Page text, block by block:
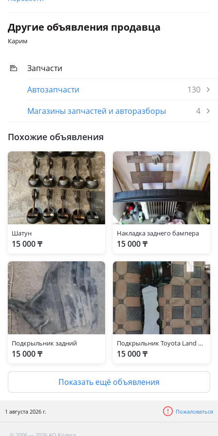
Другие объявления продавца
Карим
Запчасти
Автозапчасти
130
Магазины запчастей и авторазборы
4
Похожие объявления
Шатун
15 000 ₸
Накладка заднего бампера
15 000 ₸
Подкрыльник задний
15 000 ₸
Подкрыльник Toyota Land Cruiser 2007-2015
15 000 ₸
Показать ещё объявления
1 августа 2026 г. Пожаловаться